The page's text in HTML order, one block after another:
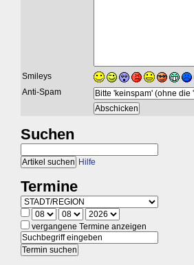
Smileys
Anti-Spam
Suchen
Hilfe
Termine
vergangene Termine anzeigen